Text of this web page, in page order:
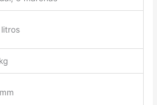
litros